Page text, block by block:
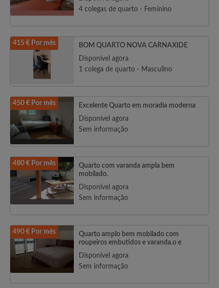
4 colegas de quarto - Feminino
415 € Por mês
BOM QUARTO NOVA CARNAXIDE
Disponível agora
1 colega de quarto - Masculino
450 € Por mês
Excelente Quarto em moradia moderna
Disponível agora
Sem informação
480 € Por mês
Quarto com varanda ampla bem
mobilado.
Disponível agora
Sem informação
490 € Por mês
Quarto amplo bem mobilado com
roupeiros embutidos e varanda.o e
Disponível agora
Sem informação